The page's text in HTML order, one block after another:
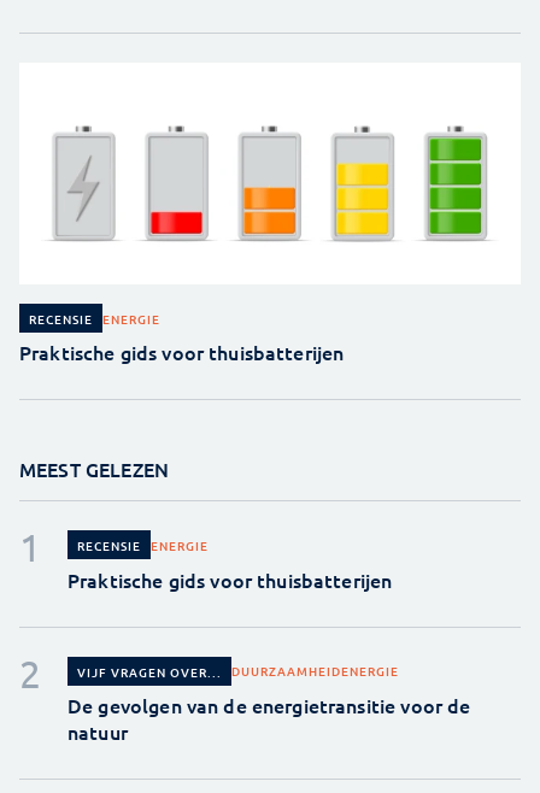
RECENSIE ENERGIE
Praktische gids voor thuisbatterijen
MEEST GELEZEN
RECENSIE ENERGIE
Praktische gids voor thuisbatterijen
VIJF VRAGEN OVER... DUURZAAMHEIDENERGIE
De gevolgen van de energietransitie voor de
natuur